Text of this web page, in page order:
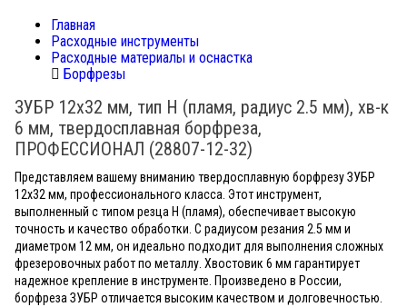
Главная
Расходные инструменты
Расходные материалы и оснастка
Борфрезы
ЗУБР 12х32 мм, тип H (пламя, радиус 2.5 мм), хв-к
6 мм, твердосплавная борфреза,
ПРОФЕССИОНАЛ (28807-12-32)
Представляем вашему вниманию твердосплавную борфрезу ЗУБР
12х32 мм, профессионального класса. Этот инструмент,
выполненный с типом резца H (пламя), обеспечивает высокую
точность и качество обработки. С радиусом резания 2.5 мм и
диаметром 12 мм, он идеально подходит для выполнения сложных
фрезеровочных работ по металлу. Хвостовик 6 мм гарантирует
надежное крепление в инструменте. Произведено в России,
борфреза ЗУБР отличается высоким качеством и долговечностью.